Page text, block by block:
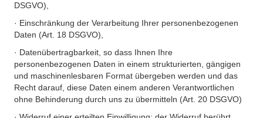
DSGVO),
· Einschränkung der Verarbeitung Ihrer personenbezogenen
Daten (Art. 18 DSGVO),
· Datenübertragbarkeit, so dass Ihnen Ihre
personenbezogenen Daten in einem strukturierten, gängigen
und maschinenlesbaren Format übergeben werden und das
Recht darauf, diese Daten einem anderen Verantwortlichen
ohne Behinderung durch uns zu übermitteln (Art. 20 DSGVO)